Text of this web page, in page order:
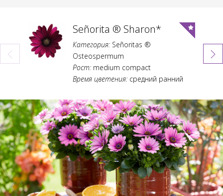
Señorita ® Sharon*
Категория: Señoritas ®
Osteospermum
Рост: medium compact
Время цветения: средний ранний